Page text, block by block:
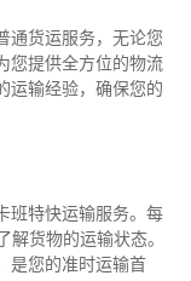
通货运服务，无论您
您提供全方位的物流
运输经验，确保您的
班特快运输服务。每
货物的运输状态。
是您的准时运输首